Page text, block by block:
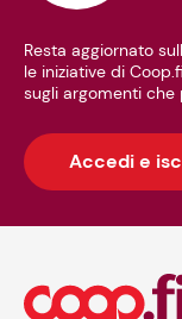
Resta aggiornato
le iniziative di
sugli argomenti che
Accedi e